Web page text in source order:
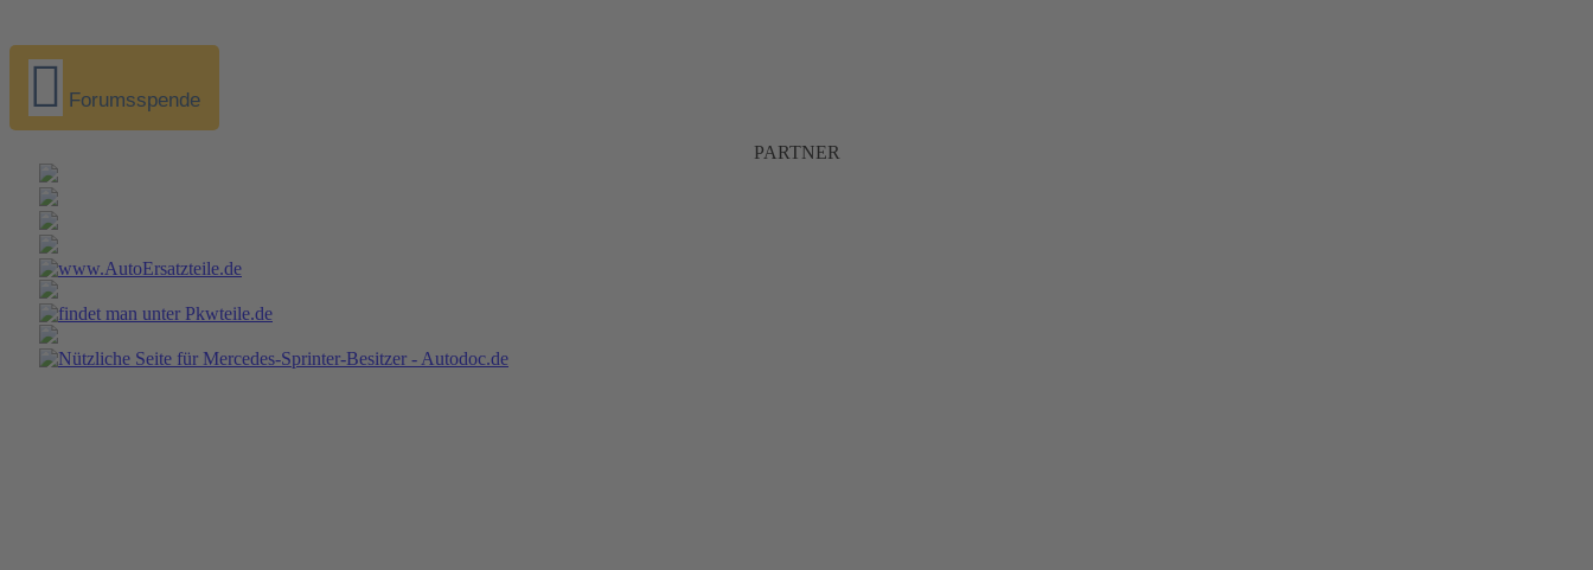
Forumsspende
PARTNER